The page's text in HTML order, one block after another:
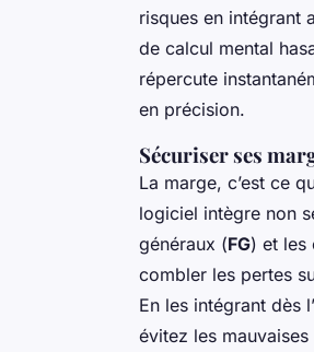
risques en intégrant
de calcul mental
répercute
en précision.
Sécuriser ses
La marge, c’est ce
logiciel intègre non
généraux (FG) et les
combler les pertes
En les intégrant dès
évitez les